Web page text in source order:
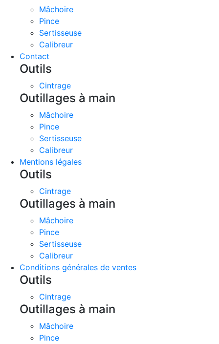
Mâchoire
Pince
Sertisseuse
Calibreur
Contact
Outils
Cintrage
Outillages à main
Mâchoire
Pince
Sertisseuse
Calibreur
Mentions légales
Outils
Cintrage
Outillages à main
Mâchoire
Pince
Sertisseuse
Calibreur
Conditions générales de ventes
Outils
Cintrage
Outillages à main
Mâchoire
Pince